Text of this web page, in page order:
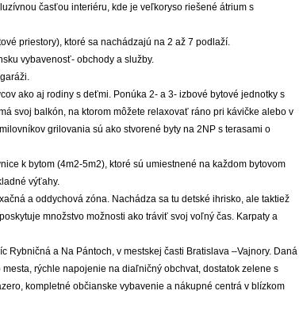
časťou interiéru, kde je veľkoryso riešené átrium s
priestory), ktoré sa nachádzajú na 2 až 7 podlaží.
vybavenosť- obchody a služby.
ako aj rodiny s deťmi. Ponúka 2- a 3- izbové bytové jednotky s
svoj balkón, na ktorom môžete relaxovať ráno pri kávičke alebo v
grilovania sú ako stvorené byty na 2NP s terasami o
k bytom (4m2-5m2), ktoré sú umiestnené na každom bytovom
výťahy.
a oddychová zóna. Nachádza sa tu detské ihrisko, ale taktiež
množstvo možnosti ako tráviť svoj voľný čas. Karpaty a
Rybničná a Na Pántoch, v mestskej časti Bratislava –Vajnory. Daná
rýchle napojenie na diaľničný obchvat, dostatok zelene s
kompletné občianske vybavenie a nákupné centrá v blízkom